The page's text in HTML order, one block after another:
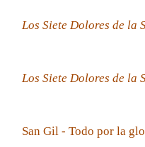
Los Siete Dolores de la
Los Siete Dolores de la
San Gil - Todo por la